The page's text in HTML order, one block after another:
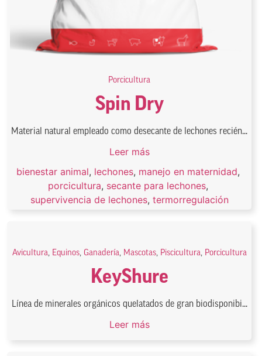
Porcicultura
Spin Dry
Material natural empleado como desecante de lechones recién...
Leer más
bienestar animal, lechones, manejo en maternidad,
porcicultura, secante para lechones,
supervivencia de lechones, termorregulación
Avicultura, Equinos, Ganadería, Mascotas, Piscicultura, Porcicultura
KeyShure
Línea de minerales orgánicos quelatados de gran biodisponibi...
Leer más